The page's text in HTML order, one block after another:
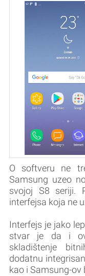
O softveru ne
Samsung uzeo
svojoj S8 seriji.
interfejsa koja ne
Interfejs je jako
stvar je da i
skladištenje
dodatnu
kao i Samsung-ov